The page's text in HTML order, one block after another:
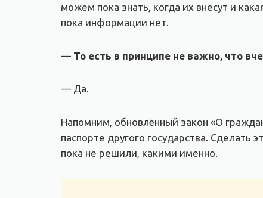
можем пока знать, когда их внесут и
пока информации нет.
— То есть в принципе не важно, что
— Да.
Напомним, обновлённый закон «О
паспорте другого государства.
пока не решили, какими именно.